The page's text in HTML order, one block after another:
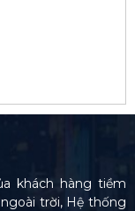
khách hàng tiềm
trời, Hệ thống